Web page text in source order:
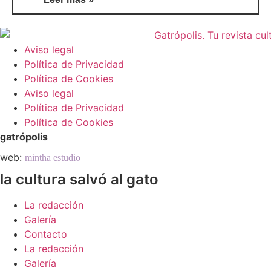
Aviso legal
Política de Privacidad
Política de Cookies
Aviso legal
Política de Privacidad
Política de Cookies
gatrópolis
web: mintha estudio
la cultura salvó al gato
La redacción
Galería
Contacto
La redacción
Galería